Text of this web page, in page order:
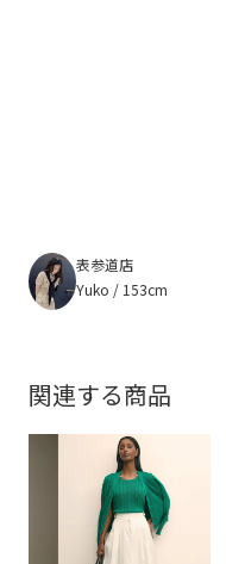
表参道店
Yuko / 153cm
関連する商品